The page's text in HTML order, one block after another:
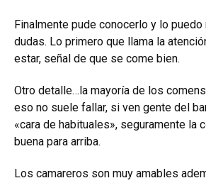
Finalmente pude conocerlo y lo
dudas. Lo primero que llama la
estar, señal de que se come bien.
Otro detalle…la mayoría de los
eso no suele fallar, si ven gente del
«cara de habituales», seguramente la
buena para arriba.
Los camareros son muy amables